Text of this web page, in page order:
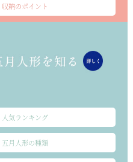
収納のポイント
人気ランキング
五月人形の種類